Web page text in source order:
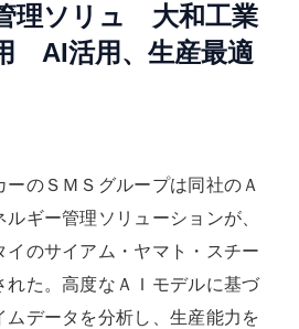
理ソリュ 大和工業
AI活用、生産最適
のＳＭＳグループは同社のＡ
ルギー管理ソリューションが、
イのサイアム・ヤマト・スチー
れた。高度なＡＩモデルに基づ
ムデータを分析し、生産能力を